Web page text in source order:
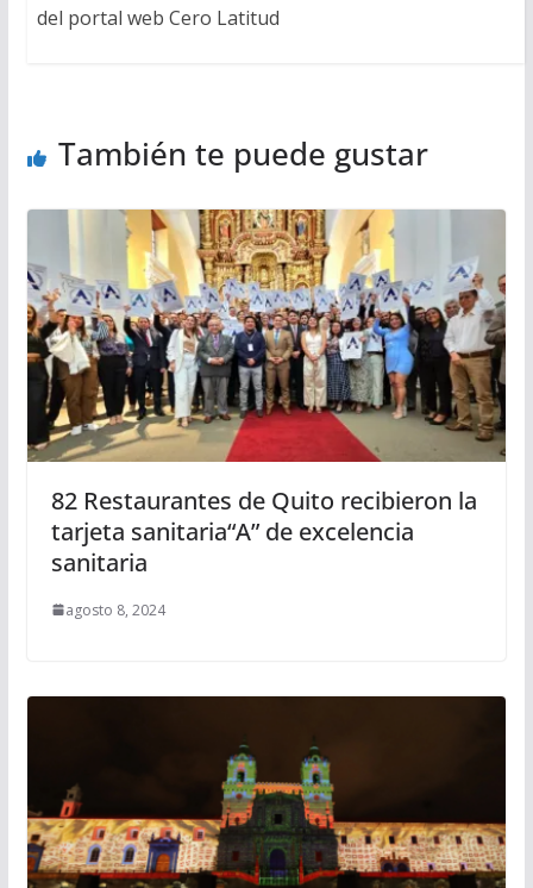
del portal web Cero Latitud
También te puede gustar
82 Restaurantes de Quito recibieron la
tarjeta sanitaria“A” de excelencia
sanitaria
agosto 8, 2024